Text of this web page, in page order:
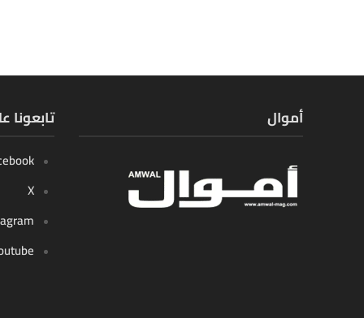
تابعونا
X
أموال